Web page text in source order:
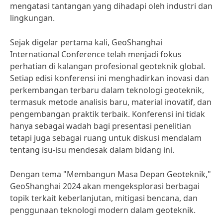
mengatasi tantangan yang dihadapi oleh industri dan
lingkungan.
Sejak digelar pertama kali, GeoShanghai
International Conference telah menjadi fokus
perhatian di kalangan profesional geoteknik global.
Setiap edisi konferensi ini menghadirkan inovasi dan
perkembangan terbaru dalam teknologi geoteknik,
termasuk metode analisis baru, material inovatif, dan
pengembangan praktik terbaik. Konferensi ini tidak
hanya sebagai wadah bagi presentasi penelitian
tetapi juga sebagai ruang untuk diskusi mendalam
tentang isu-isu mendesak dalam bidang ini.
Dengan tema "Membangun Masa Depan Geoteknik,"
GeoShanghai 2024 akan mengeksplorasi berbagai
topik terkait keberlanjutan, mitigasi bencana, dan
penggunaan teknologi modern dalam geoteknik.